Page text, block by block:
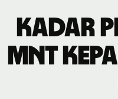
Kadar
MNT